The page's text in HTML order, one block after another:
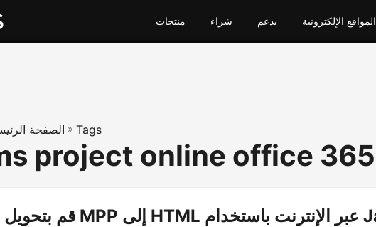
منتجات شراء يدعم المواقع الإلكترونية
الصفحة » Tags
project online office 365
قم بتحويل MPP إلى HTML عبر الإنترنت باستخدام Java – محول